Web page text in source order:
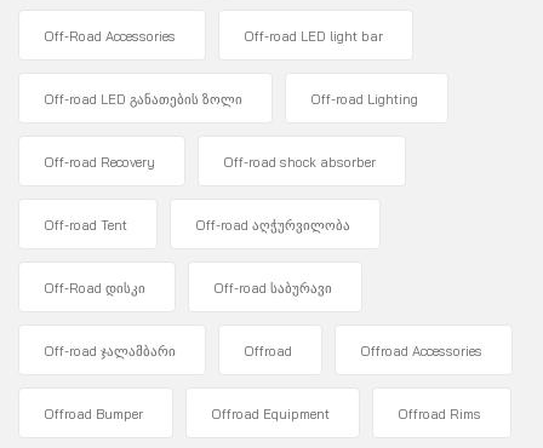
Off-Road Accessories Off-road LED light bar
Off-road LED განათების ზოლი Off-road Lighting
Off-road Recovery Off-road shock absorber
Off-road Tent Off-road აღჭურვილობა
Off-Road დისკი Off-road საბურავი
Off-road ჯალამბარი Offroad Offroad Accessories
Offroad Bumper Offroad Equipment Offroad Rims